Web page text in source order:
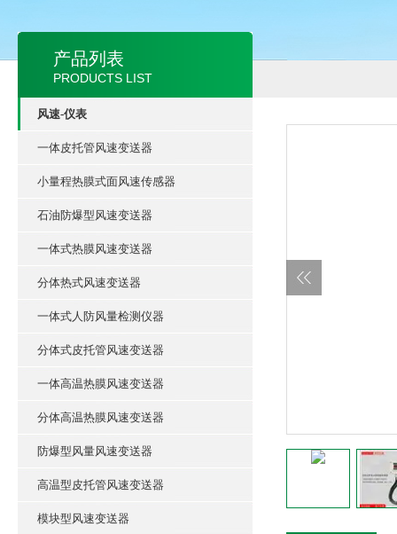
产品列表
PRODUCTS LIST
风速-仪表
一体皮托管风速变送器
小量程热膜式面风速传感器
石油防爆型风速变送器
一体式热膜风速变送器
分体热式风速变送器
一体式人防风量检测仪器
分体式皮托管风速变送器
一体高温热膜风速变送器
分体高温热膜风速变送器
防爆型风量风速变送器
高温型皮托管风速变送器
模块型风速变送器